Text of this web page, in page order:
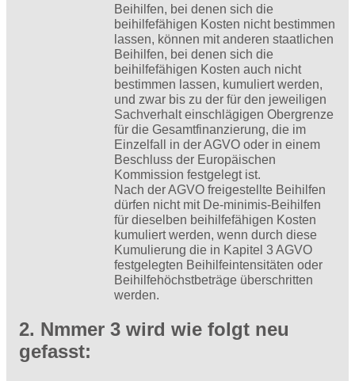
Beihilfen, bei denen sich die
beihilfefähigen Kosten nicht bestimmen
lassen, können mit anderen staatlichen
Beihilfen, bei denen sich die
beihilfefähigen Kosten auch nicht
bestimmen lassen, kumuliert werden,
und zwar bis zu der für den jeweiligen
Sachverhalt einschlägigen Obergrenze
für die Gesamtfinanzierung, die im
Einzelfall in der AGVO oder in einem
Beschluss der Europäischen
Kommission festgelegt ist.
Nach der AGVO freigestellte Beihilfen
dürfen nicht mit De-minimis-Beihilfen
für dieselben beihilfefähigen Kosten
kumuliert werden, wenn durch diese
Kumulierung die in Kapitel 3 AGVO
festgelegten Beihilfeintensitäten oder
Beihilfehöchstbeträge überschritten
werden.
2. Nmmer 3 wird wie folgt neu
gefasst: